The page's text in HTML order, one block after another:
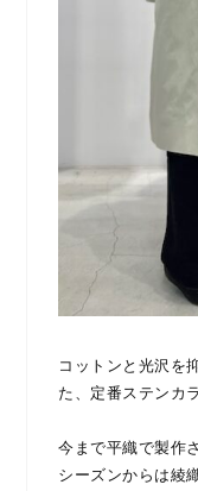
コットンと光沢を
た、定番ステンカ
今まで平織で製作
シーズンからは綾